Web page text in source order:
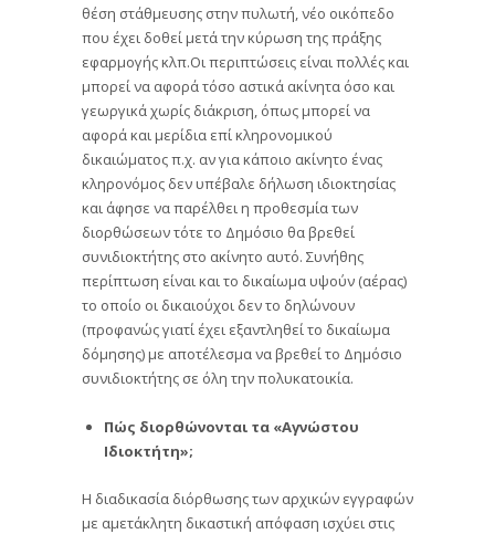
θέση στάθμευσης στην πυλωτή, νέο οικόπεδο
που έχει δοθεί μετά την κύρωση της πράξης
εφαρμογής κλπ.Οι περιπτώσεις είναι πολλές και
μπορεί να αφορά τόσο αστικά ακίνητα όσο και
γεωργικά χωρίς διάκριση, όπως μπορεί να
αφορά και μερίδια επί κληρονομικού
δικαιώματος π.χ. αν για κάποιο ακίνητο ένας
κληρονόμος δεν υπέβαλε δήλωση ιδιοκτησίας
και άφησε να παρέλθει η προθεσμία των
διορθώσεων τότε το Δημόσιο θα βρεθεί
συνιδιοκτήτης στο ακίνητο αυτό. Συνήθης
περίπτωση είναι και το δικαίωμα υψούν (αέρας)
το οποίο οι δικαιούχοι δεν το δηλώνουν
(προφανώς γιατί έχει εξαντληθεί το δικαίωμα
δόμησης) με αποτέλεσμα να βρεθεί το Δημόσιο
συνιδιοκτήτης σε όλη την πολυκατοικία.
Πώς διορθώνονται τα «Αγνώστου
Ιδιοκτήτη»;
Η διαδικασία διόρθωσης των αρχικών εγγραφών
με αμετάκλητη δικαστική απόφαση ισχύει στις